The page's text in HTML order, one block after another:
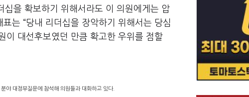
을 확보하기 위해서라도 이 의원에게는 압
는 “당내 리더십을 장악하기 위해서는 당심
이 대선후보였던 만큼 확고한 우위를 점할
야 대정부질문에 참석해 의원들과 대화하고 있다.